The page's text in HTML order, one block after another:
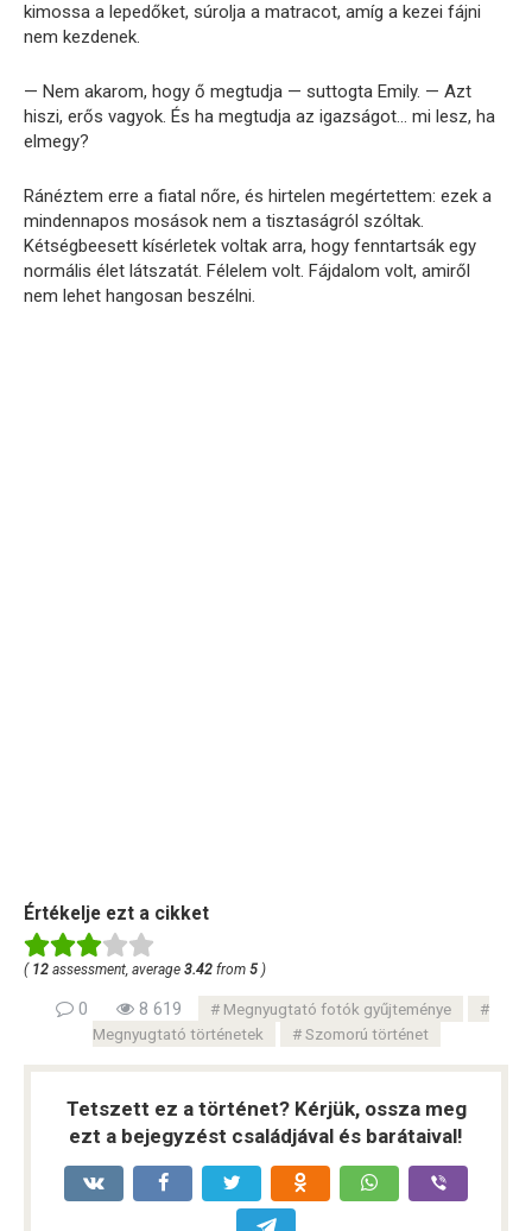
kimossa a lepedőket, súrolja a matracot, amíg a kezei fájni
nem kezdenek.
— Nem akarom, hogy ő megtudja — suttogta Emily. — Azt
hiszi, erős vagyok. És ha megtudja az igazságot… mi lesz, ha
elmegy?
Ránéztem erre a fiatal nőre, és hirtelen megértettem: ezek a
mindennapos mosások nem a tisztaságról szóltak.
Kétségbeesett kísérletek voltak arra, hogy fenntartsák egy
normális élet látszatát. Félelem volt. Fájdalom volt, amiről
nem lehet hangosan beszélni.
Értékelje ezt a cikket
( 12 assessment, average 3.42 from 5 )
0 8 619
Megnyugtató fotók gyűjteménye
Megnyugtató történetek
Szomorú történet
Tetszett ez a történet? Kérjük, ossza meg
ezt a bejegyzést családjával és barátaival!